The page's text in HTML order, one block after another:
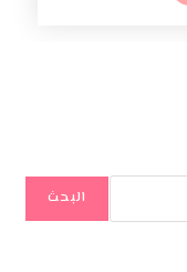
البحث